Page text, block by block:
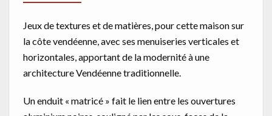
Jeux de textures et de matières, pour cette maison sur
la côte vendéenne, avec ses menuiseries verticales et
horizontales, apportant de la modernité à une
architecture Vendéenne traditionnelle.
Un enduit « matricé » fait le lien entre les ouvertures